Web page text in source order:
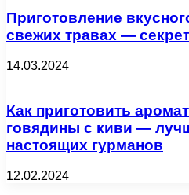
Приготовление
свежих травах —
14.03.2024
Как приготовить
говядины с киви —
настоящих гурманов
12.02.2024